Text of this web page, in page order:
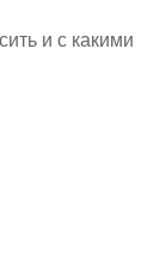
и с какими